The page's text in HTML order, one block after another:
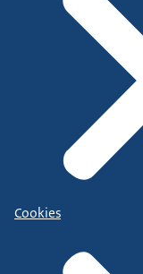
Cookies